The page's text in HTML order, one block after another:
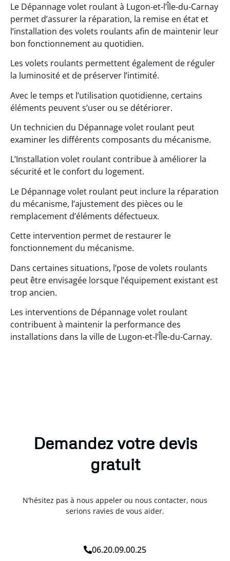
Le Dépannage volet roulant à Lugon-et-l’Île-du-Carnay
permet d’assurer la réparation, la remise en état et
l’installation des volets roulants afin de maintenir leur
bon fonctionnement au quotidien.
Les volets roulants permettent également de réguler
la luminosité et de préserver l’intimité.
Avec le temps et l’utilisation quotidienne, certains
éléments peuvent s’user ou se détériorer.
Un technicien du Dépannage volet roulant peut
examiner les différents composants du mécanisme.
L’Installation volet roulant contribue à améliorer la
sécurité et le confort du logement.
Le Dépannage volet roulant peut inclure la réparation
du mécanisme, l’ajustement des pièces ou le
remplacement d’éléments défectueux.
Cette intervention permet de restaurer le
fonctionnement du mécanisme.
Dans certaines situations, l’pose de volets roulants
peut être envisagée lorsque l’équipement existant est
trop ancien.
Les interventions de Dépannage volet roulant
contribuent à maintenir la performance des
installations dans la ville de Lugon-et-l’Île-du-Carnay.
Demandez votre devis
gratuit
N’hésitez pas à nous appeler ou nous contacter, nous
serions ravies de vous aider.
06.20.09.00.25